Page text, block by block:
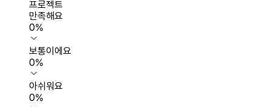
프로젝트
만족해요
0%
보통이에요
0%
아쉬워요
0%